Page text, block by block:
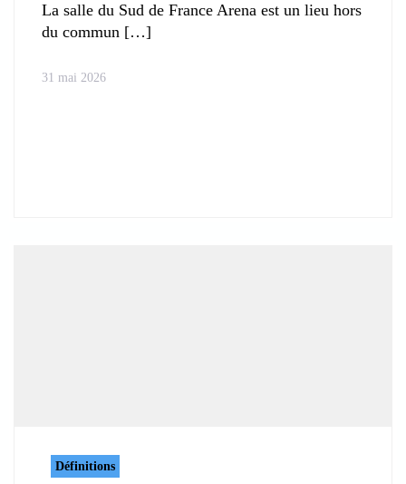
La salle du Sud de France Arena est un lieu hors
du commun
31 mai 2026
Définitions